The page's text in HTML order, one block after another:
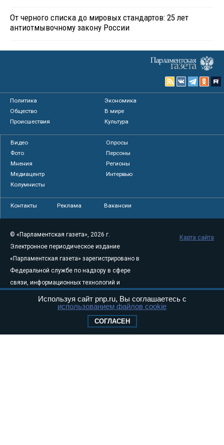
От черного списка до мировых стандартов: 25 лет
антиотмывочному закону России
Политика
Экономика
Общество
В мире
Происшествия
Культура
Видео
Опросы
Фото
Персоны
Мнения
Регионы
Медиацентр
Интервью
Колумнисты
Контакты Реклама Вакансии
© «Парламентская газета», 2026 г.
Электронное периодическое издание
«Парламентская газета» зарегистрировано в
Федеральной службе по надзору в сфере
связи, информационных технологий и
массовых коммуникаций (Роскомнадзор) 05
августа 2011 года. 18+
Свидетельство о регистрации Эл № ФС77-
Карта сайта
Используя сайт pnp.ru, Вы соглашаетесь с
использованием файлов cookie
СОГЛАСЕН